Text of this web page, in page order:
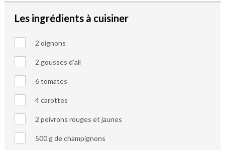
Les ingrédients à cuisiner
2 oignons
2 gousses d’ail
6 tomates
4 carottes
2 poivrons rouges et jaunes
500 g de champignons